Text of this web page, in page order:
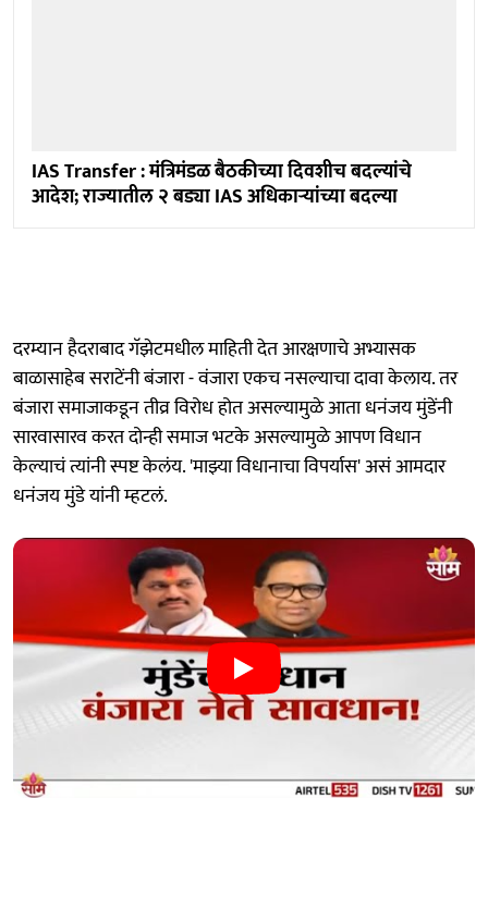
IAS Transfer : मंत्रिमंडळ बैठकीच्या दिवशीच बदल्यांचे
आदेश; राज्यातील २ बड्या IAS अधिकाऱ्यांच्या बदल्या
दरम्यान हैदराबाद गॅझेटमधील माहिती देत आरक्षणाचे अभ्यासक
बाळासाहेब सराटेंनी बंजारा - वंजारा एकच नसल्याचा दावा केलाय. तर
बंजारा समाजाकडून तीव्र विरोध होत असल्यामुळे आता धनंजय मुंडेंनी
सारवासारव करत दोन्ही समाज भटके असल्यामुळे आपण विधान
केल्याचं त्यांनी स्पष्ट केलंय. 'माझ्या विधानाचा विपर्यास' असं आमदार
धनंजय मुंडे यांनी म्हटलं.